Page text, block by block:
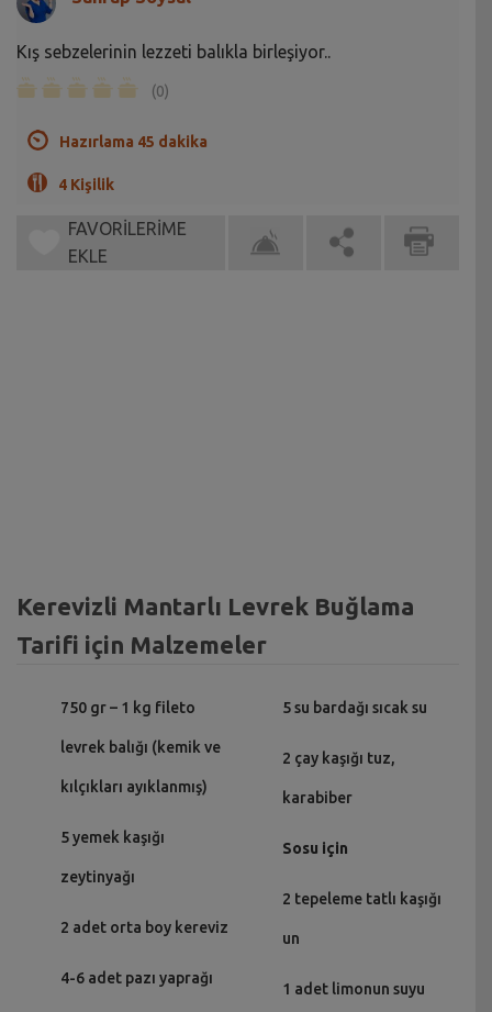
Kış sebzelerinin lezzeti balıkla birleşiyor..
(0)
Hazırlama 45 dakika
4 Kişilik
FAVORİLERİME
EKLE
Kerevizli Mantarlı Levrek Buğlama
Tarifi için Malzemeler
750 gr – 1 kg fileto
levrek balığı (kemik ve
kılçıkları ayıklanmış)
5 yemek kaşığı
zeytinyağı
2 adet orta boy kereviz
4-6 adet pazı yaprağı
5 su bardağı sıcak su
2 çay kaşığı tuz,
karabiber
Sosu için
2 tepeleme tatlı kaşığı
un
1 adet limonun suyu